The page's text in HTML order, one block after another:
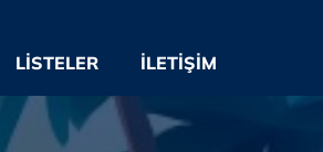
LISTELER İLETIŞIM